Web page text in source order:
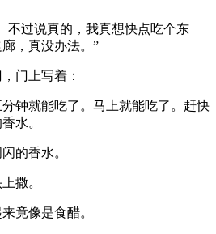
不过说真的，我真想快点吃个东
，真没办法。”
门上写着：
钟就能吃了。马上就能吃了。赶快
水。
的香水。
撒。
竟像是食醋。